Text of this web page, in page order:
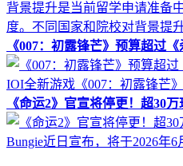
背景提升是当前留学申请准备
度。不同国家和院校对背景提
《007：初露锋芒》预算超过
IOI全新游戏《007：初露锋芒
《命运2》官宣将停更！超30
Bungie近日宣布，将于2026年